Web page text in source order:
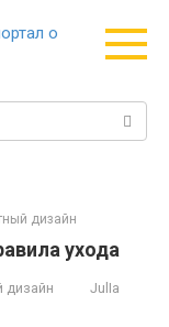
дизайн
ухода
JulIa